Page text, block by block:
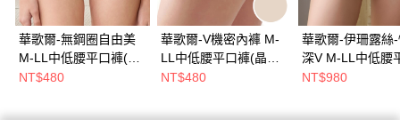
華歌爾-無鋼圈自由美
M-LL中低腰平口褲(亞
麻灰) 搭配內褲-
NT$480
華歌爾-V機密內褲 M-
LL中低腰平口褲(晶鑽
膚) 深V剪裁-超薄貼身-
NT$480
華歌爾-伊珊露絲
深V M-LL中低腰
褲(紫羅蘭) 搭配
NT$980